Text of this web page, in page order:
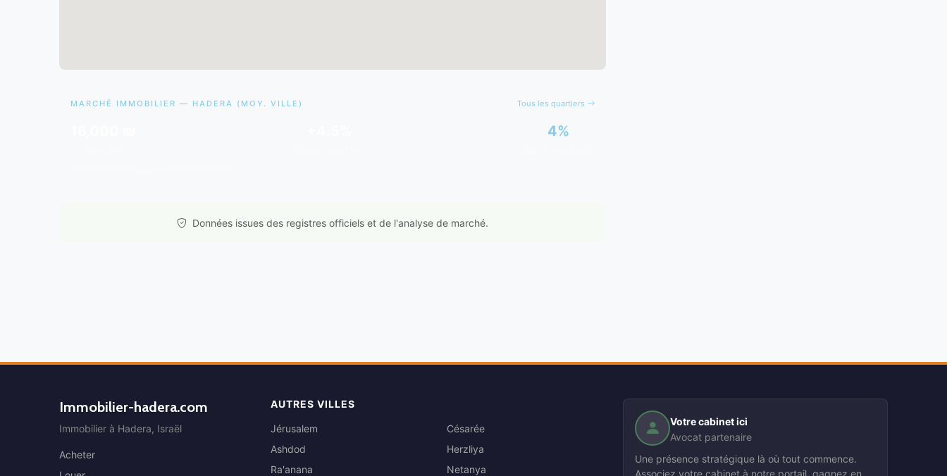
MARCHÉ IMMOBILIER — HADERA (MOY. VILLE) Tous les quartiers
4%
Données issues des registres officiels et de l'analyse de marché.
Immobilier-hadera.com
Immobilier à Hadera, Israël
Acheter
AUTRES VILLES
Jérusalem
Ashdod
Ra'anana
Césarée
Herzliya
Netanya
Votre cabinet ici
Avocat partenaire
Une présence stratégique là où tout commence.
Associez votre cabinet à notre portail, gagnez en